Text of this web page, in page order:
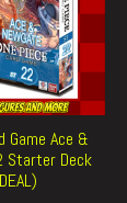
Game Ace &
Starter Deck